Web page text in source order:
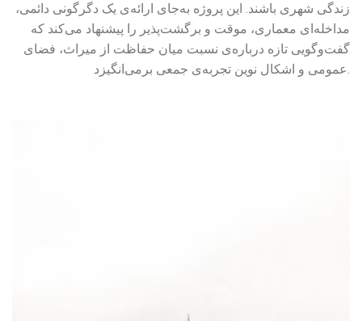
زندگی شهری باشند. این پروژه به‌جای ارائه‌ی یک دگرگونی دائمی،
مداخله‌ای معماری، موقت و برگشت‌پذیر را پیشنهاد می‌کند که
گفت‌وگویی تازه درباره‌ی نسبت میان حفاظت از میراث، فضای
عمومی و اشکال نوین تجربه‌ی جمعی برمی‌انگیزد.